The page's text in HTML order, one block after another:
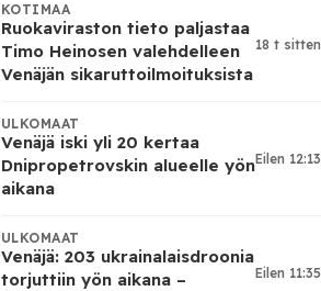
KOTIMAA
Ruokaviraston tieto paljastaa
Timo Heinosen valehdelleen
Venäjän sikaruttoilmoituksista
18 t sitten
ULKOMAAT
Venäjä iski yli 20 kertaa
Dnipropetrovskin alueelle yön
aikana
Eilen 12:13
ULKOMAAT
Venäjä: 203 ukrainalaisdroonia
torjuttiin yön aikana –
Eilen 11:35